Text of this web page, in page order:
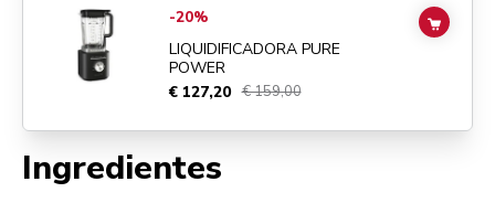
Ingredientes
Go toLiquidificadora Pure Power
-20%
LIQUIDIFICADORA PURE
POWER
€ 127,20 € 159,00
ADD